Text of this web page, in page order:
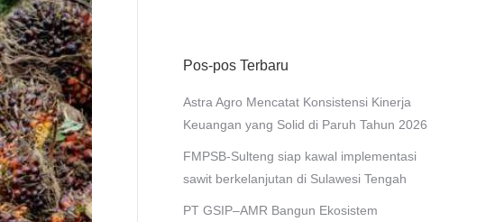
Pos-pos Terbaru
Astra Agro Mencatat Konsistensi Kinerja
Keuangan yang Solid di Paruh Tahun 2026
FMPSB-Sulteng siap kawal implementasi
sawit berkelanjutan di Sulawesi Tengah
PT GSIP–AMR Bangun Ekosistem